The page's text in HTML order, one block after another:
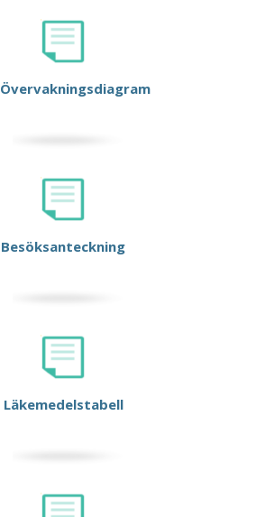
Övervakningsdiagram
Besöksanteckning
Läkemedelstabell